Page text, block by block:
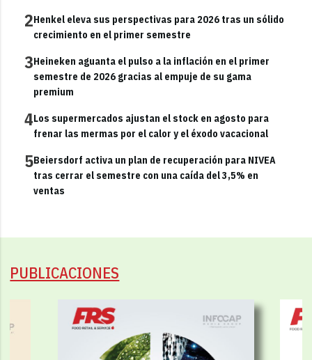
2Henkel eleva sus perspectivas para 2026 tras un sólido
crecimiento en el primer semestre
3Heineken aguanta el pulso a la inflación en el primer
semestre de 2026 gracias al empuje de su gama
premium
4Los supermercados ajustan el stock en agosto para
frenar las mermas por el calor y el éxodo vacacional
5Beiersdorf activa un plan de recuperación para NIVEA
tras cerrar el semestre con una caída del 3,5% en
ventas
PUBLICACIONES